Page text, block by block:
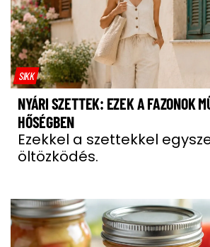
SIKK
NYÁRI SZETTEK: EZEK A FAZONOK
HŐSÉGBEN
Ezekkel a szettekkel
öltözködés.